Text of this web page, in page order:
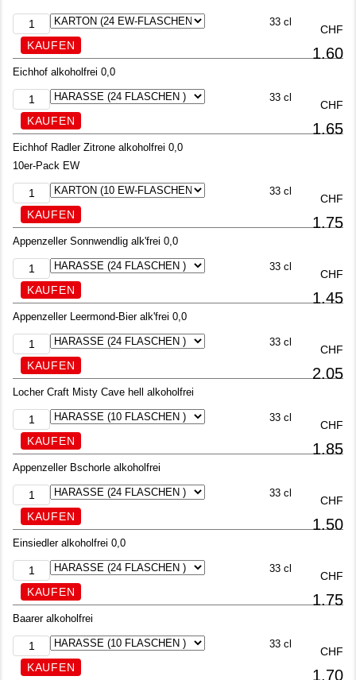
33 cl
CHF
1.60
Eichhof alkoholfrei 0,0
33 cl
CHF
1.65
Eichhof Radler Zitrone alkoholfrei 0,0
10er-Pack EW
33 cl
CHF
1.75
Appenzeller Sonnwendlig alk'frei 0,0
33 cl
CHF
1.45
Appenzeller Leermond-Bier alk'frei 0,0
33 cl
CHF
2.05
Locher Craft Misty Cave hell alkoholfrei
33 cl
CHF
1.85
Appenzeller Bschorle alkoholfrei
33 cl
CHF
1.50
Einsiedler alkoholfrei 0,0
33 cl
CHF
1.75
Baarer alkoholfrei
33 cl
CHF
1.70